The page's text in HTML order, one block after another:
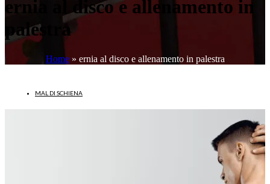
ernia al disco e allenamento in
palestra
Home» ernia al disco e allenamento in palestra
MAL DI SCHIENA